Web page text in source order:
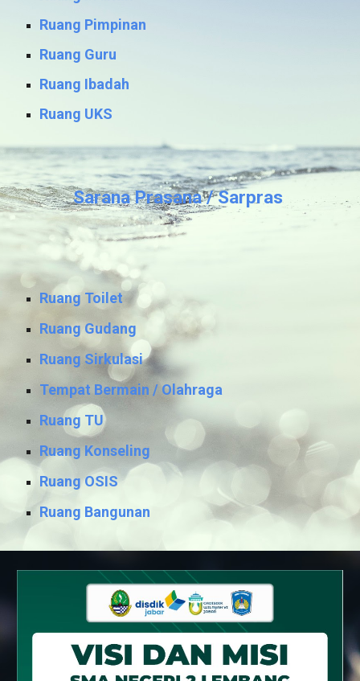
Ruang Pimpinan
Ruang Guru
Ruang Ibadah
Ruang UKS
Sarana Prasana / Sarpras
Ruang Toilet
Ruang Gudang
Ruang Sirkulasi
Tempat Bermain / Olahraga
Ruang TU
Ruang Konseling
Ruang OSIS
Ruang Bangunan